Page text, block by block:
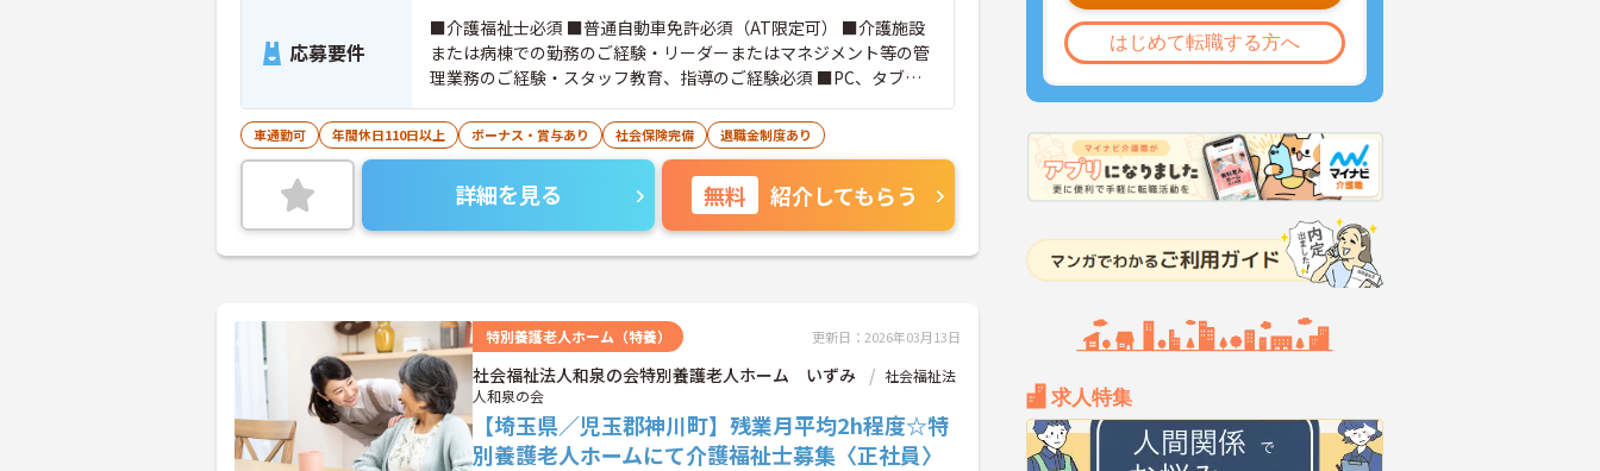
はじめて転職する方へ
求人特集
応募要件
■介護福祉士必須 ■普通自動車免許必須（AT限定可） ■介護施設
または病棟での勤務のご経験・リーダーまたはマネジメント等の管
理業務のご経験・スタッフ教育、指導のご経験必須 ■PC、タブレ
ット端末の基本操作ができる・Word、Excelの基本操作ができる
車通勤可 年間休日110日以上 ボーナス・賞与あり 社会保険完備 退職金制度あり
詳細を見る 無料 紹介してもらう
特別養護老人ホーム（特養） 更新日：2026年03月13日
社会福祉法人和泉の会特別養護老人ホーム いずみ
社会福祉法
人和泉の会
【埼玉県／児玉郡神川町】残業月平均2h程度☆特
別養護老人ホームにて介護福祉士募集〈正社員〉